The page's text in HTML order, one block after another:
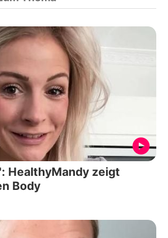
HealthyMandy zeigt
Body